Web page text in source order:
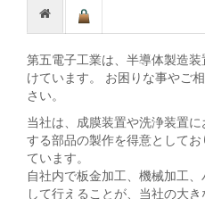
第五電子工業は、半導体製造
けています。 お困りな事やご
さい。
当社は、成膜装置や洗浄装置
する部品の製作を得意として
ています。
自社内で板金加工、機械加工
して行えることが、当社の大